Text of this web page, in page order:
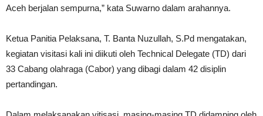
Aceh berjalan sempurna,” kata Suwarno dalam arahannya.
Ketua Panitia Pelaksana, T. Banta Nuzullah, S.Pd mengatakan,
kegiatan visitasi kali ini diikuti oleh Technical Delegate (TD) dari
33 Cabang olahraga (Cabor) yang dibagi dalam 42 disiplin
pertandingan.